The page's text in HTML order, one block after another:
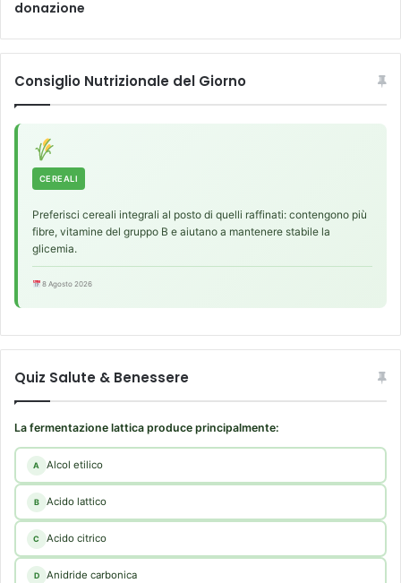
e
m
e
t
donazione
Consiglio Nutrizionale del Giorno
CEREALI
Preferisci cereali integrali al posto di quelli raffinati: contengono più
fibre, vitamine del gruppo B e aiutano a mantenere stabile la
glicemia.
8 Agosto 2026
Quiz Salute & Benessere
La fermentazione lattica produce principalmente:
A Alcol etilico
B Acido lattico
C Acido citrico
D Anidride carbonica